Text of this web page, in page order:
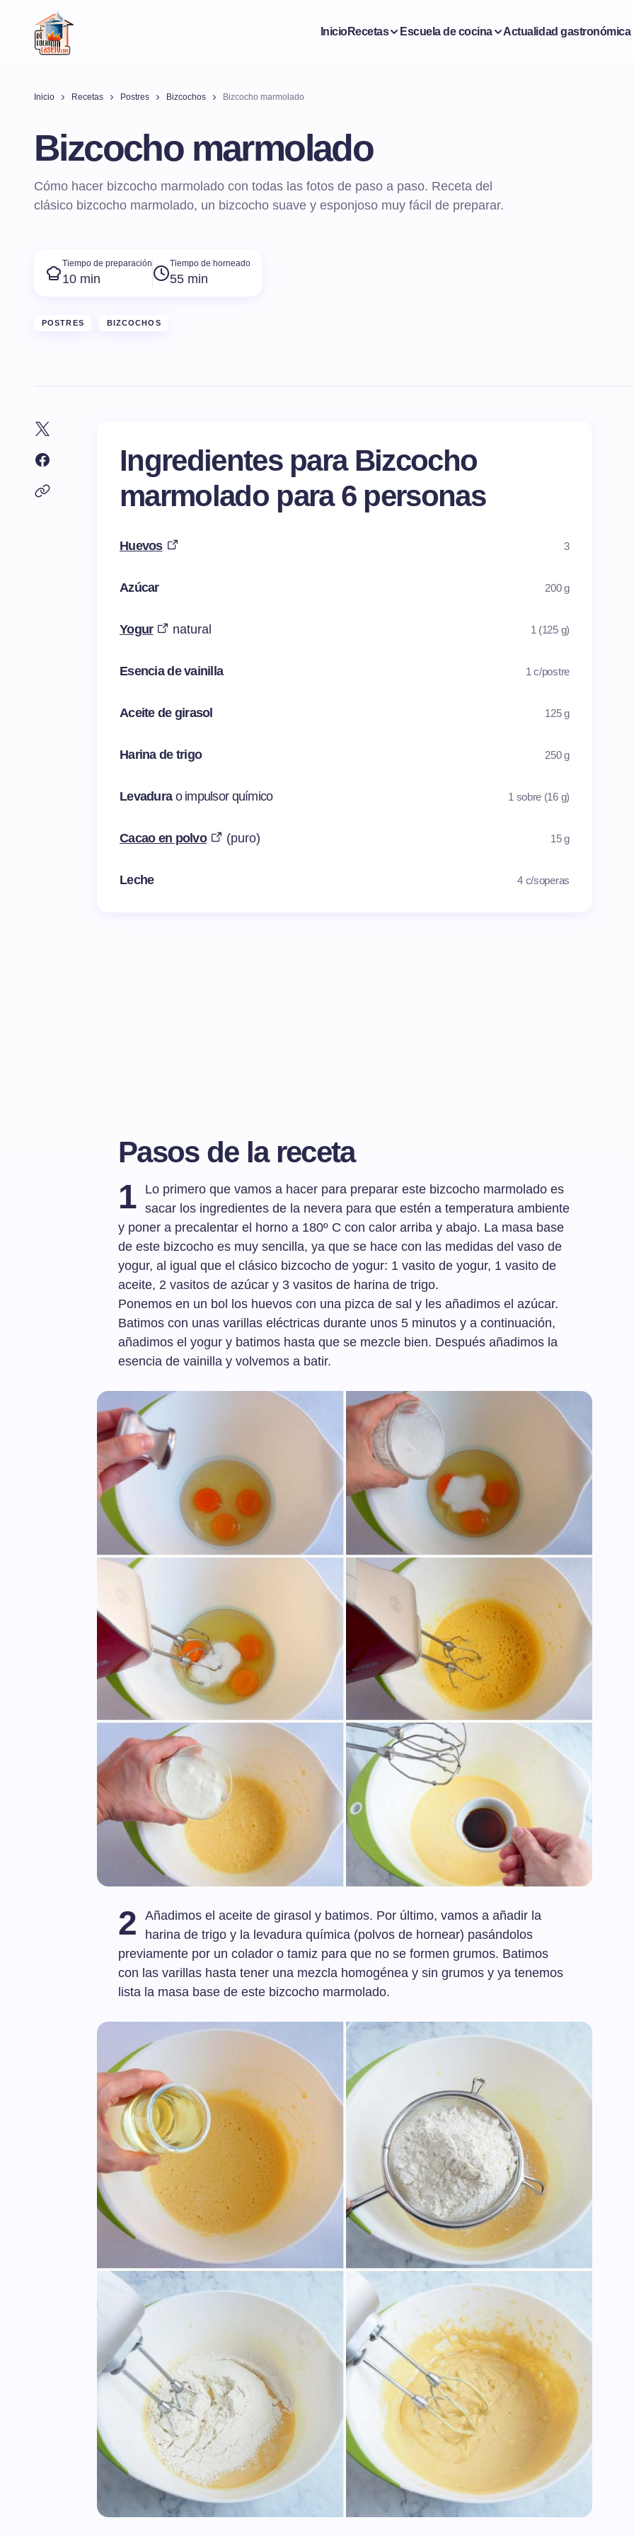
InicioRecetas Escuela de cocina Actualidad gastronómica
Inicio Recetas Postres Bizcochos Bizcocho marmolado
Bizcocho marmolado
Cómo hacer bizcocho marmolado con todas las fotos de paso a paso. Receta del
clásico bizcocho marmolado, un bizcocho suave y esponjoso muy fácil de preparar.
Tiempo de preparación
10 min
Tiempo de horneado
55 min
POSTRES BIZCOCHOS
Ingredientes para Bizcocho
marmolado para 6 personas
Huevos 3
Azúcar 200 g
Yogur natural 1 (125 g)
Esencia de vainilla 1 c/postre
Aceite de girasol 125 g
Harina de trigo 250 g
Levadura o impulsor químico 1 sobre (16 g)
Cacao en polvo (puro) 15 g
Leche 4 c/soperas
Pasos de la receta
1
Lo primero que vamos a hacer para preparar este bizcocho marmolado es
sacar los ingredientes de la nevera para que estén a temperatura ambiente
y poner a precalentar el horno a 180º C con calor arriba y abajo. La masa base
de este bizcocho es muy sencilla, ya que se hace con las medidas del vaso de
yogur, al igual que el clásico bizcocho de yogur: 1 vasito de yogur, 1 vasito de
aceite, 2 vasitos de azúcar y 3 vasitos de harina de trigo.
Ponemos en un bol los huevos con una pizca de sal y les añadimos el azúcar.
Batimos con unas varillas eléctricas durante unos 5 minutos y a continuación,
añadimos el yogur y batimos hasta que se mezcle bien. Después añadimos la
esencia de vainilla y volvemos a batir.
2
Añadimos el aceite de girasol y batimos. Por último, vamos a añadir la
harina de trigo y la levadura química (polvos de hornear) pasándolos
previamente por un colador o tamiz para que no se formen grumos. Batimos
con las varillas hasta tener una mezcla homogénea y sin grumos y ya tenemos
lista la masa base de este bizcocho marmolado.